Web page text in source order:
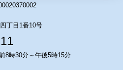
丁目1番10号
8時30分～午後5時15分